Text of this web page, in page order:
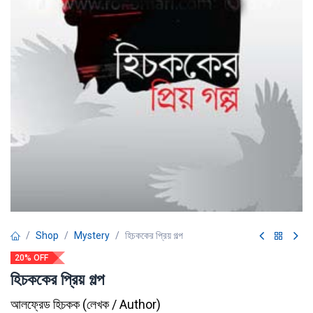
Shop Mystery হিচককের প্রিয় গল্প
20% OFF
হিচককের প্রিয় গল্প
আলফ্রেড হিচকক(লেখক / Author)